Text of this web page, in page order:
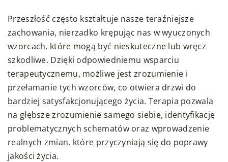
Przeszłość często kształtuje nasze teraźniejsze
zachowania, nierzadko krępując nas w wyuczonych
wzorcach, które mogą być nieskuteczne lub wręcz
szkodliwe. Dzięki odpowiedniemu wsparciu
terapeutycznemu, możliwe jest zrozumienie i
przełamanie tych wzorców, co otwiera drzwi do
bardziej satysfakcjonującego życia. Terapia pozwala
na głębsze zrozumienie samego siebie, identyfikację
problematycznych schematów oraz wprowadzenie
realnych zmian, które przyczyniają się do poprawy
jakości życia.